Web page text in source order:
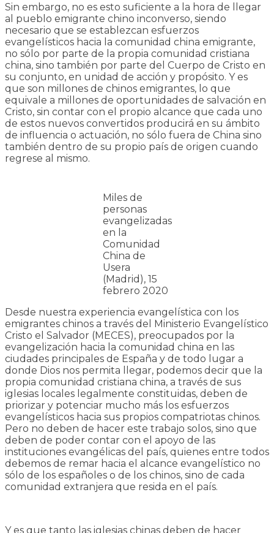
Sin embargo, no es esto suficiente a la hora de llegar
al pueblo emigrante chino inconverso, siendo
necesario que se establezcan esfuerzos
evangelísticos hacia la comunidad china emigrante,
no sólo por parte de la propia comunidad cristiana
china, sino también por parte del Cuerpo de Cristo en
su conjunto, en unidad de acción y propósito. Y es
que son millones de chinos emigrantes, lo que
equivale a millones de oportunidades de salvación en
Cristo, sin contar con el propio alcance que cada uno
de estos nuevos convertidos producirá en su ámbito
de influencia o actuación, no sólo fuera de China sino
también dentro de su propio país de origen cuando
regrese al mismo.
Miles de
personas
evangelizadas
en la
Comunidad
China de
Usera
(Madrid), 15
febrero 2020
Desde nuestra experiencia evangelística con los
emigrantes chinos a través del Ministerio Evangelístico
Cristo el Salvador (MECES), preocupados por la
evangelización hacia la comunidad china en las
ciudades principales de España y de todo lugar a
donde Dios nos permita llegar, podemos decir que la
propia comunidad cristiana china, a través de sus
iglesias locales legalmente constituidas, deben de
priorizar y potenciar mucho más los esfuerzos
evangelísticos hacia sus propios compatriotas chinos.
Pero no deben de hacer este trabajo solos, sino que
deben de poder contar con el apoyo de las
instituciones evangélicas del país, quienes entre todos
debemos de remar hacia el alcance evangelístico no
sólo de los españoles o de los chinos, sino de cada
comunidad extranjera que resida en el país.
Y es que tanto las iglesias chinas deben de hacer